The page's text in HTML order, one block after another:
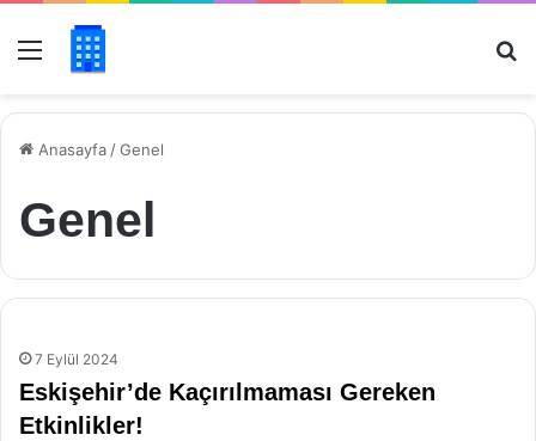
Menü
Anasayfa /Genel
Genel
7 Eylül 2024
Eskişehir’de Kaçırılmaması Gereken
Etkinlikler!